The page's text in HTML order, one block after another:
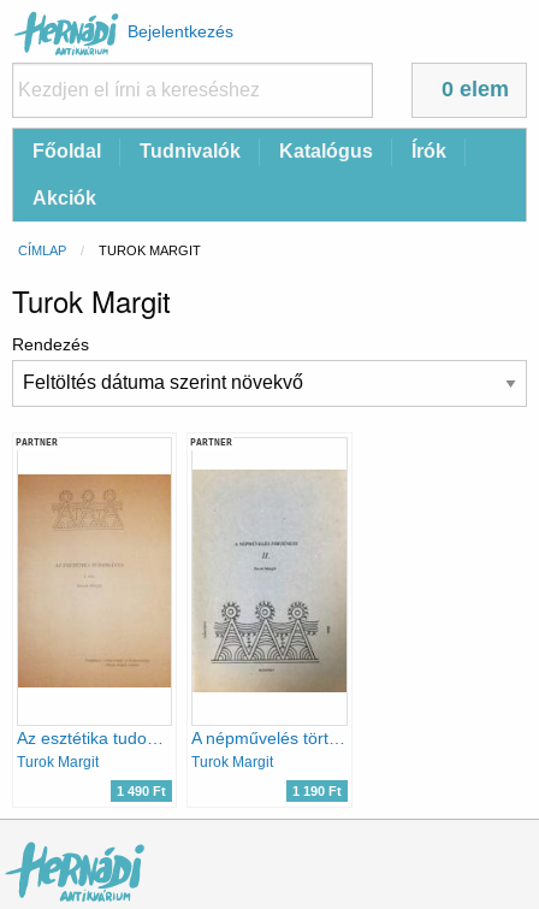
Felhasználói
fiók
menüje
Bejelentkezés
0 elem
FőFőoldal Tudnivalók Katalógus Írók
Akciók
Morzsa
CÍMLAP CURRENT:
TUROK MARGIT
Turok Margit
Rendezés
PARTNER
Turok Margit
1 490 Ft
PARTNER
Turok Margit
1 190 Ft